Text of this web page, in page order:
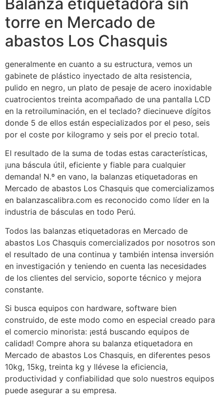
torre en Mercado de
abastos Los Chasquis
generalmente en cuanto a su estructura, vemos un
gabinete de plástico inyectado de alta resistencia,
pulido en negro, un plato de pesaje de acero inoxidable
cuatrocientos treinta acompañado de una pantalla LCD
en la retroiluminación, en el teclado? diecinueve dígitos
donde 5 de ellos están especializados por el peso, seis
por el coste por kilogramo y seis por el precio total.
El resultado de la suma de todas estas características,
¡una báscula útil, eficiente y fiable para cualquier
demanda! N.º en vano, la balanzas etiquetadoras en
Mercado de abastos Los Chasquis que comercializamos
en balanzascalibra.com es reconocido como líder en la
industria de básculas en todo Perú.
Todos las balanzas etiquetadoras en Mercado de
abastos Los Chasquis comercializados por nosotros son
el resultado de una continua y también intensa inversión
en investigación y teniendo en cuenta las necesidades
de los clientes del servicio, soporte técnico y mejora
constante.
Si busca equipos con hardware, software bien
construido, de este modo como en especial creado para
el comercio minorista: ¡está buscando equipos de
calidad! Compre ahora su balanza etiquetadora en
Mercado de abastos Los Chasquis, en diferentes pesos
10kg, 15kg, treinta kg y llévese la eficiencia,
productividad y confiabilidad que solo nuestros equipos
puede asegurar a su empresa.